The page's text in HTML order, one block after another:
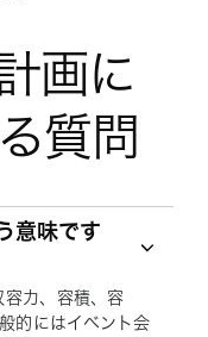
画に
質問
意味です
力、容積、容
的にはイベント会